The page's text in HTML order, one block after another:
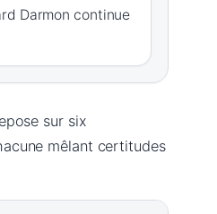
Darmon continue
sur six
mêlant certitudes